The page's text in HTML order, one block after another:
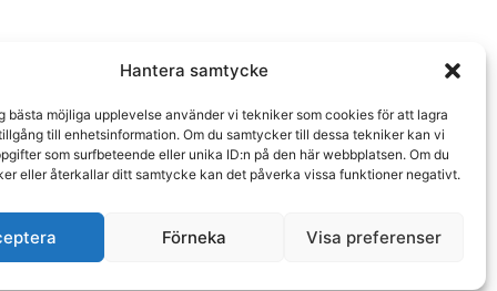
Hantera samtycke
bästa möjliga upplevelse använder vi tekniker som cookies för att lagra
till enhetsinformation. Om du samtycker till dessa tekniker kan vi
som surfbeteende eller unika ID:n på den här webbplatsen. Om du
eller återkallar ditt samtycke kan det påverka vissa funktioner negativt.
Förneka Visa preferenser
STOCKHOLM | SVERIGE